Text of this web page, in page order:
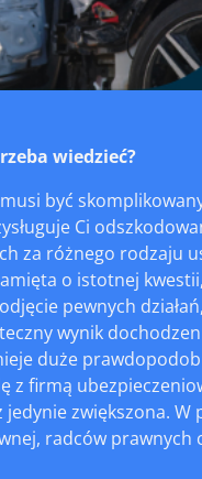
wiedzieć?
być
Ci
za różnego rodzaju
o istotnej
pewnych
wynik
duże
z firmą
zwiększona.
radców